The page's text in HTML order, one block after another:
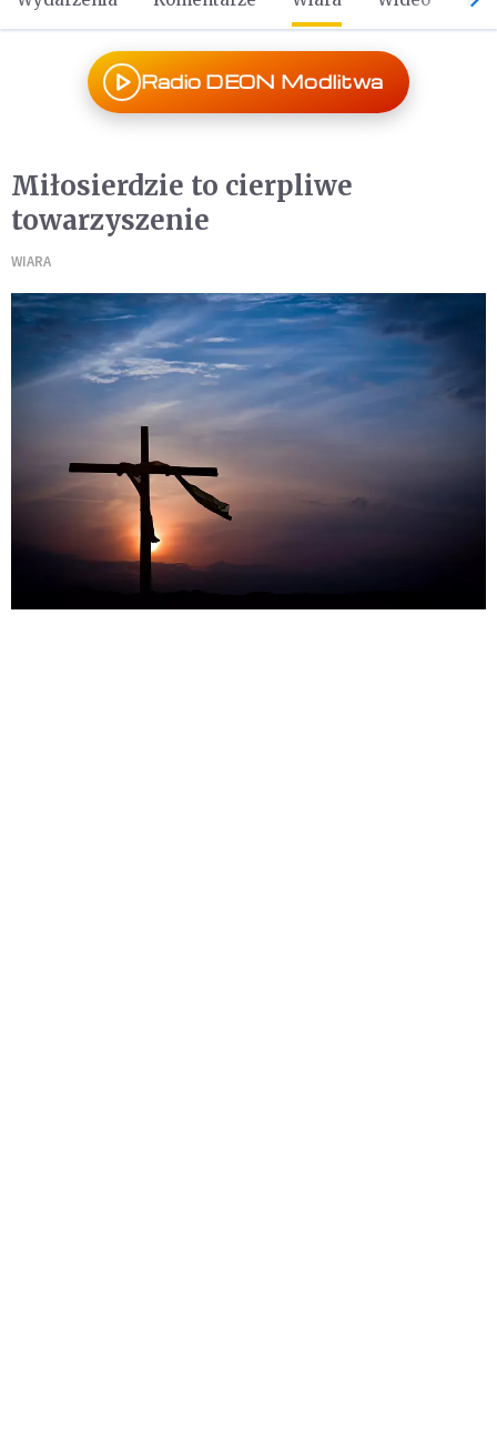
Radio DEON Modlitwa
Miłosierdzie to cierpliwe
towarzyszenie
WIARA